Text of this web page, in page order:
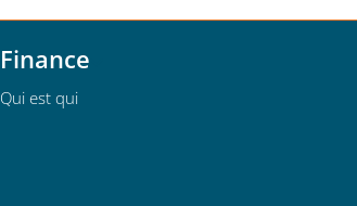
Finance
Qui est qui